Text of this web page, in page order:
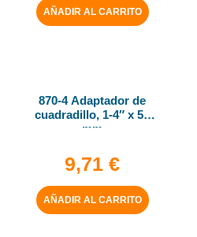
AÑADIR AL CARRITO
870-4 Adaptador de
cuadradillo, 1-4″ x 50
mm
9,71 €
AÑADIR AL CARRITO